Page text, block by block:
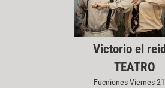
Victorio el
TEATRO
Fucniones Viernes